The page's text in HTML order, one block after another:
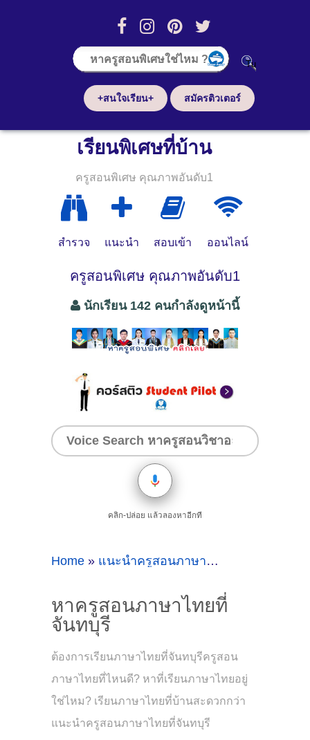
+สนใจเรียน+ สมัครติวเตอร์
เรียนพิเศษที่บ้าน
ครูสอนพิเศษ คุณภาพอันดับ1
สำรวจ แนะนำ สอบเข้า ออนไลน์
ครูสอนพิเศษ คุณภาพอันดับ1
นักเรียน 142 คนกำลังดูหน้านี้
คลิก-ปล่อย แล้วลองหาอีกที
Home » แนะนำครูสอนภาษาไทยที่จันทบุรี
หาครูสอนภาษาไทยที่
จันทบุรี
ต้องการเรียนภาษาไทยที่จันทบุรีครูสอน
ภาษาไทยที่ไหนดี? หาที่เรียนภาษาไทยอยู่
ใช่ไหม? เรียนภาษาไทยที่บ้านสะดวกกว่า
แนะนำครูสอนภาษาไทยที่จันทบุรี